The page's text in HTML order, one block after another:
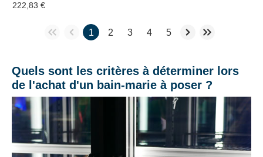
222,83 €
1 2 3 4 5
Quels sont les critères à déterminer lors
de l'achat d'un bain-marie à poser ?